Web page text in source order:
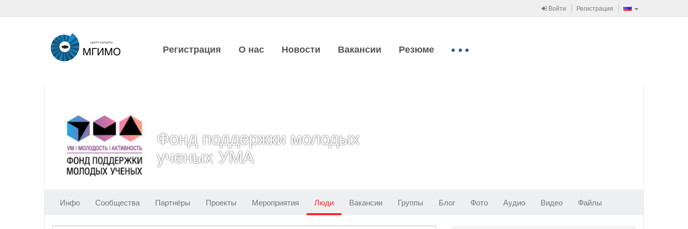
Войти Регистрация
Регистрация О нас Новости Вакансии Резюме
Фонд поддержки молодых
ученых УМА
Инфо Сообщества Партнёры Проекты Мероприятия Люди Вакансии Группы Блог Фото Аудио Видео Файлы